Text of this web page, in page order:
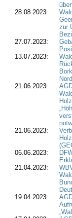
28.08.2023:
zur
27.07.2023:
13.07.2023:
21.06.2023:
21.06.2023:
06.06.2023:
21.04.2023:
19.04.2023: